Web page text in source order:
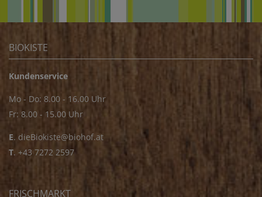
BIOKISTE
Kundenservice
Mo - Do: 8.00 - 16.00 Uhr
Fr: 8.00 - 15.00 Uhr
E. dieBiokiste@biohof.at
T. +43 7272 2597
FRISCHMARKT